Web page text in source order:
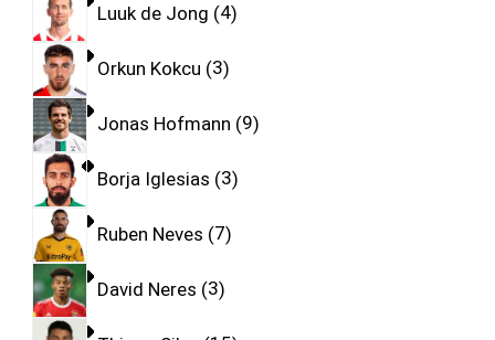
Luuk de Jong 4
Orkun Kokcu 3
Jonas Hofmann 9
Borja Iglesias 3
Ruben Neves 7
David Neres 3